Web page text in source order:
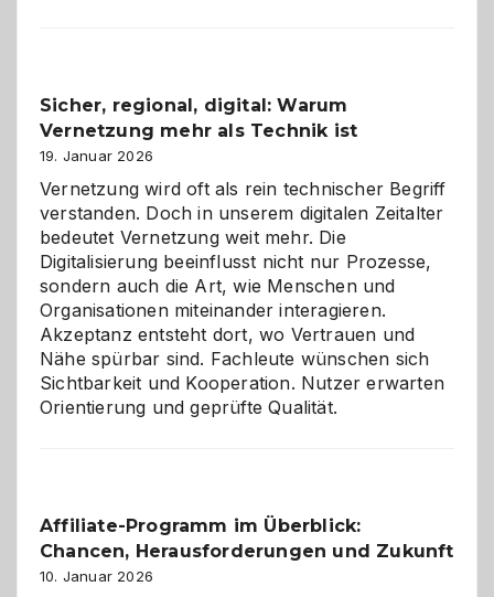
ein
dreifaches
Alaaf!
Sicher, regional, digital: Warum
Vernetzung mehr als Technik ist
19. Januar 2026
Vernetzung wird oft als rein technischer Begriff
verstanden. Doch in unserem digitalen Zeitalter
bedeutet Vernetzung weit mehr. Die
Digitalisierung beeinflusst nicht nur Prozesse,
sondern auch die Art, wie Menschen und
Organisationen miteinander interagieren.
Akzeptanz entsteht dort, wo Vertrauen und
Nähe spürbar sind. Fachleute wünschen sich
Sichtbarkeit und Kooperation. Nutzer erwarten
Orientierung und geprüfte Qualität.
Affiliate-Programm im Überblick:
Chancen, Herausforderungen und Zukunft
10. Januar 2026